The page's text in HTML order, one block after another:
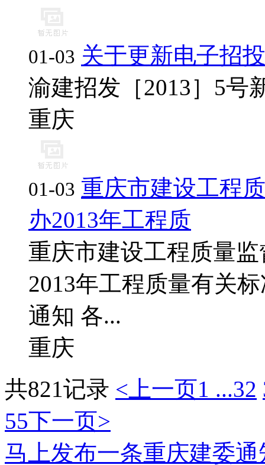
01-03 关于更新电子招
渝建招发［2013］5号
重庆
01-03 重庆市建设工程
办2013年工程质
重庆市建设工程质量
2013年工程质量有关
通知 各...
重庆
共821记录 <上一页1 ...32
55下一页>
马上发布一条重庆建委